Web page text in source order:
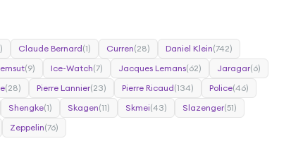
Claude Bernard(1) Curren(28) Daniel Klein(742)
(9) Ice-Watch(7) Jacques Lemans(62) Jaragar(6)
(28) Pierre Lannier(23) Pierre Ricaud(134) Police(46)
Shengke(1) Skagen(11) Skmei(43) Slazenger(51)
Zeppelin(76)